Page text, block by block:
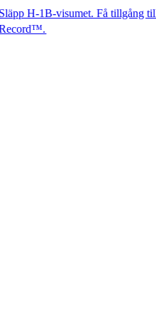
Få tillgång till